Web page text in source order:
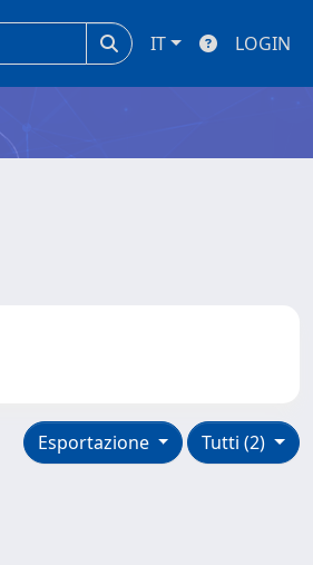
IT LOGIN
Tutti (2)
Esportazione